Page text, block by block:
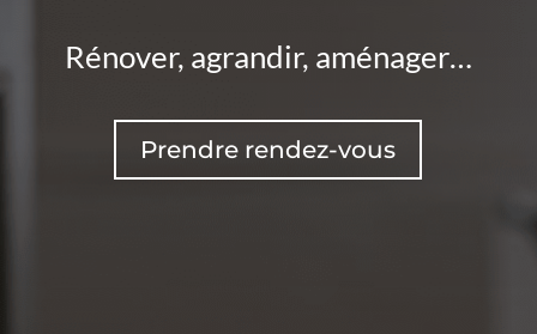
Rénover, agrandir, aménager…
Prendre rendez-vous